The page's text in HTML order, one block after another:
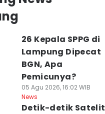
26 Kepala SPPG di
Lampung Dipecat
BGN, Apa
Pemicunya?
05 Agu 2026, 16:02 WIB
News
Detik-detik Satelit